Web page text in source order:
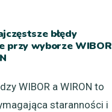
błędy
przy wyborze WIBOR
WIBOR a WIRON to
staranności i